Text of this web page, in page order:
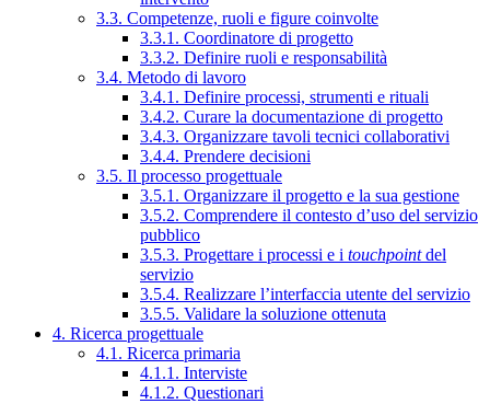
3.3. Competenze, ruoli e figure coinvolte
3.3.1. Coordinatore di progetto
3.3.2. Definire ruoli e responsabilità
3.4. Metodo di lavoro
3.4.1. Definire processi, strumenti e rituali
3.4.2. Curare la documentazione di progetto
3.4.3. Organizzare tavoli tecnici collaborativi
3.4.4. Prendere decisioni
3.5. Il processo progettuale
3.5.1. Organizzare il progetto e la sua gestione
3.5.2. Comprendere il contesto d’uso del servizio
pubblico
3.5.3. Progettare i processi e i touchpointdel
servizio
3.5.4. Realizzare l’interfaccia utente del servizio
3.5.5. Validare la soluzione ottenuta
4. Ricerca progettuale
4.1. Ricerca primaria
4.1.1. Interviste
4.1.2. Questionari